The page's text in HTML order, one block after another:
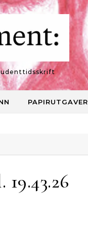
PAPIRUTGAVER